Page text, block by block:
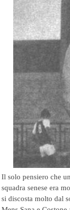
Il solo pensiero che
squadra senese era
si discosta molto dal